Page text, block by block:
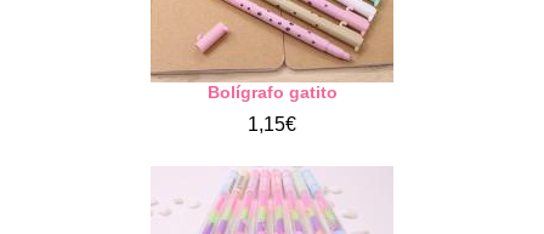
Bolígrafo gatito
1,15€